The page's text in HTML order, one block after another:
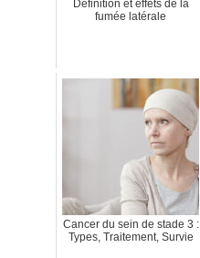
Définition et effets de la
fumée latérale
Cancer du sein de stade 3 :
Types, Traitement, Survie